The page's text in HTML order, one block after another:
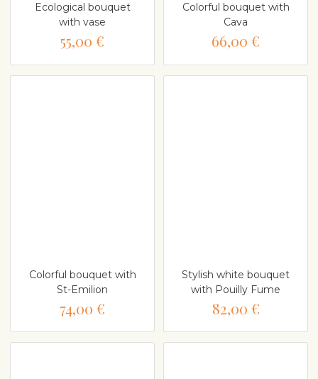
Ecological bouquet
with vase
55,00 €
Colorful bouquet with
Cava
66,00 €
Colorful bouquet with
St-Emilion
74,00 €
Stylish white bouquet
with Pouilly Fume
82,00 €